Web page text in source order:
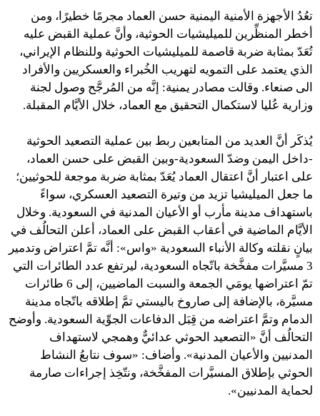
تعُدُ الأجهزة الأمنية اليمنية حسن العماد مجرمًا خطيرًا، ومن
أخطر المنظِّرين للميليشيات الحوثية، وأنَّ عملية القبض عليه
تُعَدّ بمثابة ضربة قاصمة للميليشيات الحوثية وللنظام الإيراني،
الذي يعتمد على التمويه لتهريب الخُبراء والعسكريين والأفراد
الى صنعاء. وقالت مصادر يمنية: إنَّه من المُرجَّح وصول لجنة
وزارية عُليا لاستكمال التحقيق مع العماد، خلال الأيَّام المقبلة.
يُذكَر أنَّ العديد من المتابعين ربط بين عملية التصعيد الحوثية
-داخل اليمن وضدّ السعودية-وبين القبض على حسن العماد،
على اعتبار أنَّ اعتقال العماد يُعَدّ بمثابة ضربة موجعة للحوثيين؛
ما جعل الميليشيا تزيد من وتيرة التصعيد العسكري، سواءً
باستهداف مدينة مأرب أو الأعيان المدنية في السعودية. وخلال
الأيَّام الماضية في أعقاب القبض على العماد، أعلن التحالُف في
بيانٍ نقلته وكالة الأنباء السعودية «واس»: أنَّه تمَّ اعتراض وتدمير
3 مسيَّرات مفخَّخة باتّجاه السعودية، ليرتفع عدد الطائرات التي
تمّ اعتراضها يومَي الجمعة والسبت الماضيين، إلى 6 طائرات
مسيَّرة، بالإضافة إلى صاروخ باليستي تمَّ إطلاقه باتّجاه مدينة
الدمام وتمَّ اعتراضه من قِبَل الدفاعات الجوِّية السعودية. وأوضح
التحالُف أنَّ «التصعيد الحوثي عدائيٌّ وهمجي لاستهداف
المدنيين والأعيان المدنية». وأضاف: «سوف نتابعُ النشاط
الحوثي بإطلاق المسيَّرات المفخَّخة، ونتّخِذ إجراءات صارمة
لحماية المدنيين».